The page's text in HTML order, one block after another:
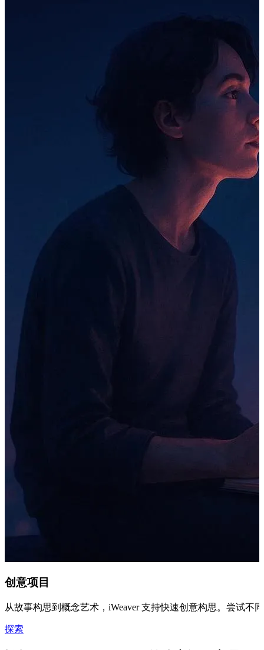
创意项目
从故事构思到概念艺术，iWeaver 支持快速创意构思。尝试不
探索